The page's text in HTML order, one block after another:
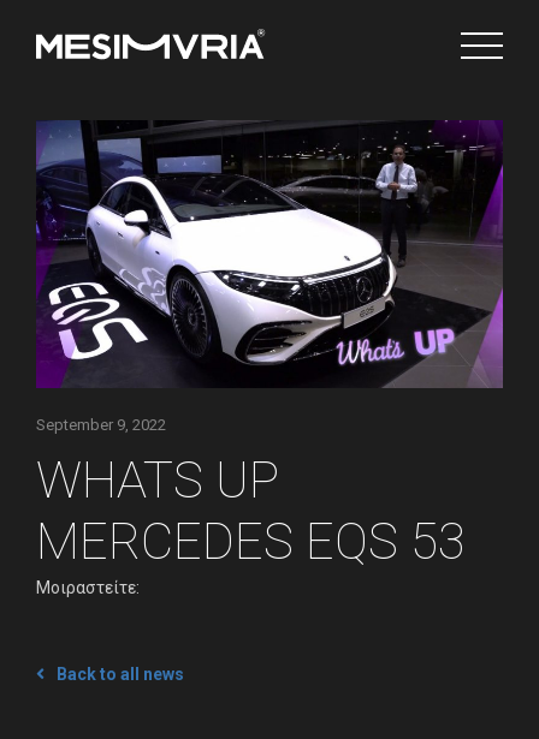
Ελληνικά
Channels
September 9, 2022
WHATS UP
MERCEDES EQS 53
Μοιραστείτε:
Back to all news